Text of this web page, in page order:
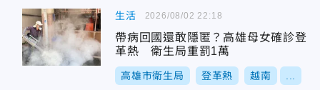
生活
帶病回國還敢隱匿？高雄母女確診登
革熱 衛生局重罰1萬
高雄市衛生局 登革熱 越南
2026/08/02 22:18